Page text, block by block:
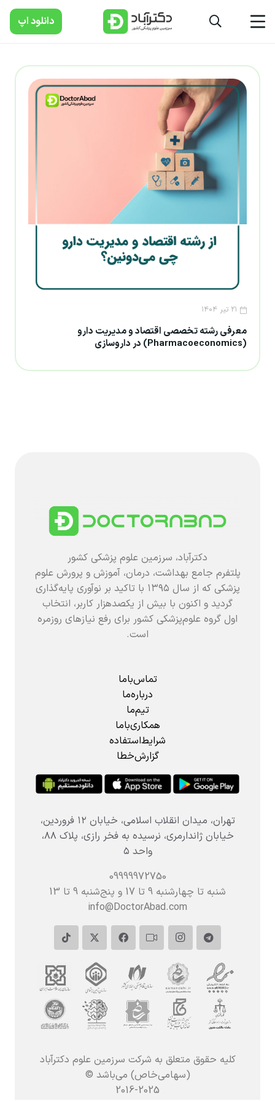
دانلود‌ اپ
۲۱ تیر ۱۴۰۴
معرفی رشته تخصصی اقتصاد و مدیریت دارو
(Pharmacoeconomics) در داروسازی
دکترآباد، سرزمین علوم پزشکی کشور
پلتفرم جامع بهداشت، درمان، آموزش و پرورش علوم
پزشکی که از سال ۱۳۹۵ با تاکید بر نوآوری پایه‌گذاری
گردید و اکنون با بیش از یکصدهزار کاربر، انتخاب
اول گروه علوم‌پزشکی کشور برای رفع نیازهای روزمره
است.
تماس‌باما
درباره‌ما
تیم‌ما
همکاری‌باما
شرایط‌استفاده
گزارش‌خطا
تهران، میدان انقلاب اسلامی، خیابان ۱۲ فروردین،
خیابان ژاندارمری، نرسیده به فخر رازی، پلاک ۸۸،
واحد ۵
09999972750
شنبه تا چهارشنبه 9 تا 17 و پنج‌شنبه‌ 9 تا 13
info@DoctorAbad.com
کلیه حقوق متعلق به شرکت سرزمین علوم دکترآباد
(سهامی‌خاص) می‌باشد ©
2016-2025